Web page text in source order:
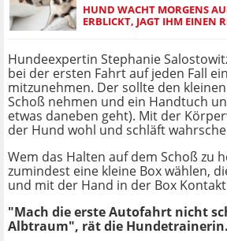
HUND WACHT MORGENS
ERBLICKT, JAGT IHM EINEN
Hundeexpertin Stephanie
bei der ersten Fahrt auf jeden Fall
mitzunehmen. Der sollte den
Schoß nehmen und ein Handtuch
etwas daneben geht). Mit der
der Hund wohl und schläft
Wem das Halten auf dem Schoß zu
zumindest eine kleine Box wählen,
und mit der Hand in der Box
"Mach die erste Autofahrt nicht
Albtraum", rät die Hundetrainerin.